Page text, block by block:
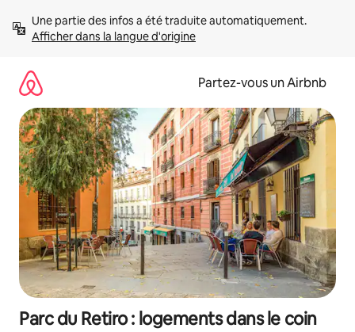
directement
Afficher dans la langue d'origine
Partez-vous un Airbnb
Parc du Retiro : logements dans le coin